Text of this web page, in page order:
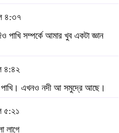
৪:৩৭
পাখি সম্পর্কে আমার খুব একটা জ্ঞান
৪:৪২
পাখি। এখনও নদী আ সমুদ্রে আছে।
৫:২১
লাগে